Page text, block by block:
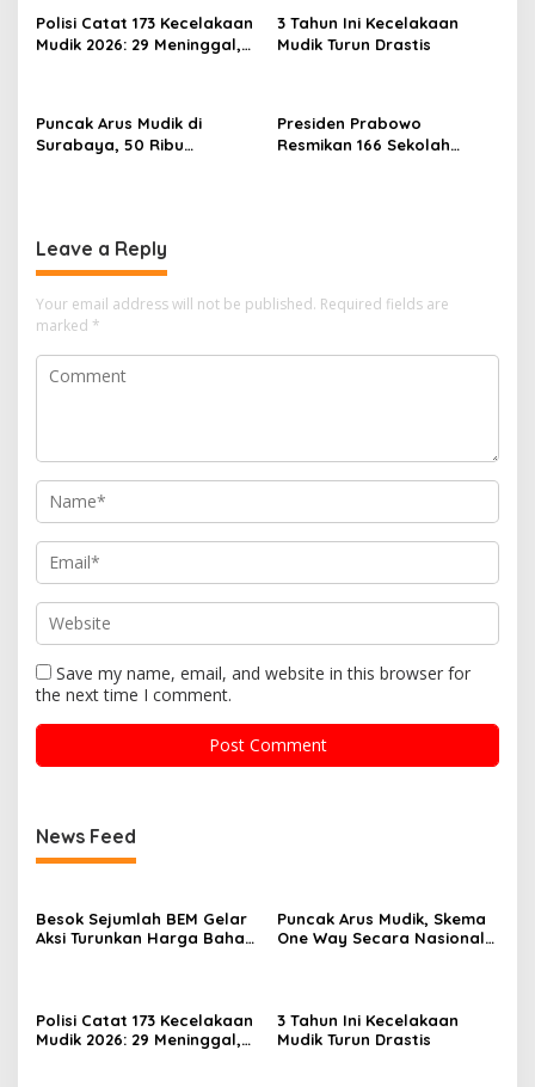
Polisi Catat 173 Kecelakaan
Mudik 2026: 29 Meninggal,
3 Tahun Ini Kecelakaan
Mudik Turun Drastis
Puncak Arus Mudik di
Surabaya, 50 Ribu
Presiden Prabowo
Resmikan 166 Sekolah
Leave a Reply
Your email address will not be published. Required fields are
marked *
Save my name, email, and website in this browser for
the next time I comment.
News Feed
Besok Sejumlah BEM Gelar
Aksi Turunkan Harga Bahan
Puncak Arus Mudik, Skema
One Way Secara Nasional
Polisi Catat 173 Kecelakaan
Mudik 2026: 29 Meninggal,
3 Tahun Ini Kecelakaan
Mudik Turun Drastis